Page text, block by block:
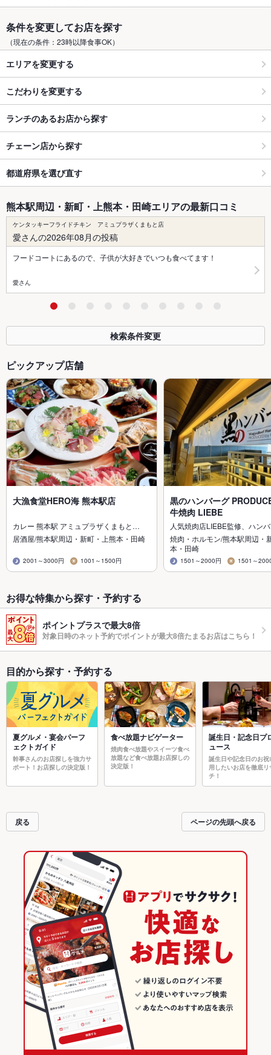
条件を変更してお店を探す
（現在の条件：23時以降食事OK）
エリアを変更する
こだわりを変更する
ランチのあるお店から探す
チェーン店から探す
都道府県を選び直す
熊本駅周辺・新町・上熊本・田崎エリアの最新口コミ
ケンタッキーフライドチキン アミュプラザくまもと店
愛さんの2026年08月の投稿
フードコートにあるので、子供が大好きでいつも食べてます！
愛さん
検索条件変更
ピックアップ店舗
大漁食堂HERO海 熊本駅店
カレー 熊本駅 アミュプラザくまもと…
居酒屋/熊本駅周辺・新町・上熊本・田崎
2001～3000円 1001～1500円
黒のハンバーグ
牛焼肉 LIEBE
人気焼肉店LIEBE監修、ハン
焼肉・ホルモン/熊本駅周辺・
本・田崎
1501～2000円 1501～
お得な特集から探す・予約する
ポイントプラスで最大8倍
対象日時のネット予約でポイントが最大8倍たまるお店はこちら！
目的から探す・予約する
夏グルメ・宴会パーフ
ェクトガイド
幹事さんのお店探しを強力サ
ポート！お店探しの決定版！
食べ放題ナビゲーター
焼肉食べ放題やスイーツ食べ
放題など食べ放題お店探しの
決定版！
誕生日・記念日プ
ュース
誕生日や記念日のお祝
用したいお店を徹底リ
チ！
戻る ページの先頭へ戻る